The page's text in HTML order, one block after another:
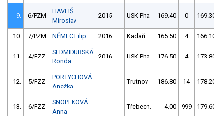
9. 6/PZM
HAVLIŠ
Miroslav
2015 USK Pha 169.40 0 169.30
10. 7/PZM NĚMEC Filip 2016 Kadaň 165.50 4 166.10
11. 4/PZZ
SEDMIDUBSKÁ
Ronda
2016 USK Pha 176.50 4 173.80
12. 5/PZZ
PORTYCHOVÁ
Anežka
Trutnov 186.80 14 178.20
13. 6/PZZ
SNOPEKOVÁ
Anna
Třebech. 4.00 999 179.60